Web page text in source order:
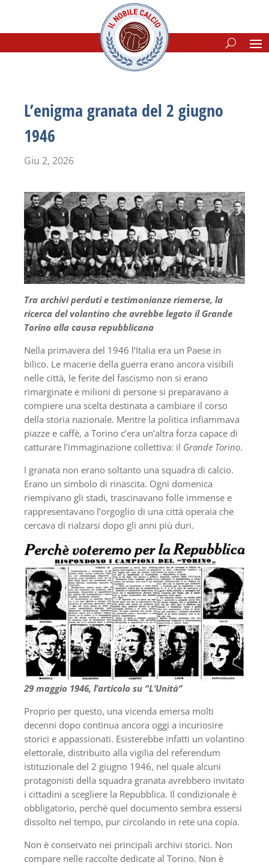
L’enigma granata del 2 giugno
1946
Giu 2, 2026
Tra archivi perduti e testimonianze riemerse, la
ricerca del volantino che avrebbe legato il Grande
Torino alla causa repubblicana
Nella primavera del 1946 l’Italia era un Paese in
bilico. Le macerie della guerra erano ancora visibili
nelle città, le ferite del fascismo non si erano
rimarginate e milioni di persone si preparavano a
compiere una scelta destinata a cambiare il corso
della storia nazionale. Mentre la politica infiammava
piazze e caffè, a Torino c’era un’altra forza capace di
catturare l’immaginazione collettiva: il Grande Torino.
I granata non erano soltanto una squadra di calcio.
Erano un simbolo di rinascita. Ogni domenica
riempivano gli stadi, trascinavano folle immense e
rappresentavano l’orgoglio di una città operaia che
cercava di rialzarsi dopo gli anni più duri.
29 maggio 1946, l’articolo su “L’Unità”
Proprio per questo, una vicenda emersa molti
decenni dopo continua ancora oggi a incuriosire
storici e appassionati. Esisterebbe infatti un volantino
elettorale, distribuito alla vigilia del referendum
istituzionale del 2 giugno 1946, nel quale alcuni
protagonisti della squadra granata avrebbero invitato
i cittadini a scegliere la Repubblica. Il condizionale è
obbligatorio, perché quel documento sembra essersi
dissolto nel tempo, pur circolando in rete una copia.
Non è conservato nei principali archivi storici. Non
compare nelle raccolte dedicate al Torino. Non è